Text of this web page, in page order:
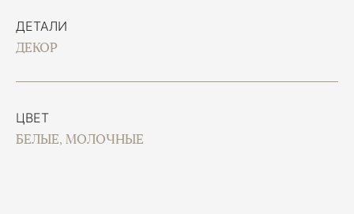
ДЕТАЛИ
ДЕКОР
ЦВЕТ
БЕЛЫЕ, МОЛОЧНЫЕ